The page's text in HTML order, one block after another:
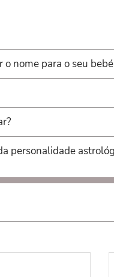
nome para o seu bebé
personalidade